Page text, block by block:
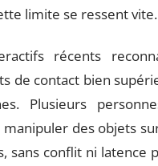
limite se ressent vite.
récents
de contact bien
Plusieurs
des objets
sans conflit ni latence